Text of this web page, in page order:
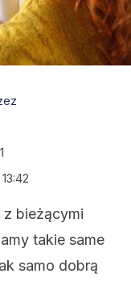
bieżącymi
takie same
samo dobrą